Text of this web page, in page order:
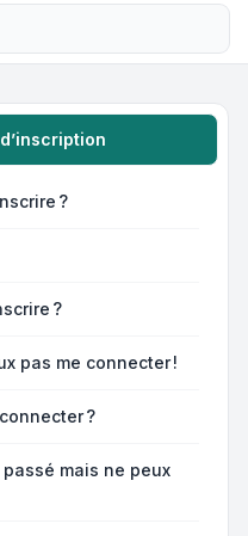
?
?
pas me connecter !
?
mais ne peux